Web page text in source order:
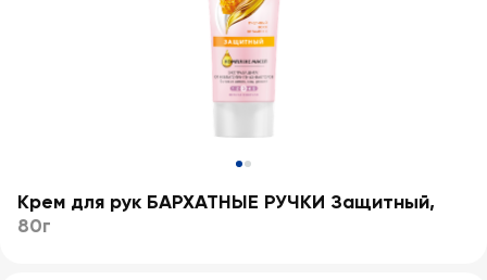
Крем для рук БАРХАТНЫЕ РУЧКИ Защитный,
80г